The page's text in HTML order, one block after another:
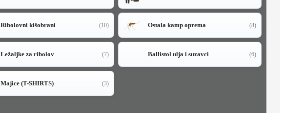
Ribolovni kišobrani (10) Ostala kamp oprema (8)
Ležaljke za ribolov (7) Ballistol ulja i suzavci (6)
Majice (T-SHIRTS) (3)